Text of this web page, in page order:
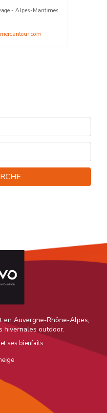
- Alpes-Maritimes
Auvergne-Rhône-Alpes,
hivernales outdoor.
ses bienfaits